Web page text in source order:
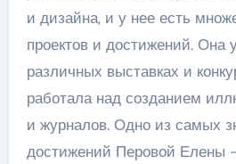
и дизайна, и у нее есть
проектов и достижений. Она
различных выставках и
работала над созданием
и журналов. Одно из самых
достижений Перовой Елены